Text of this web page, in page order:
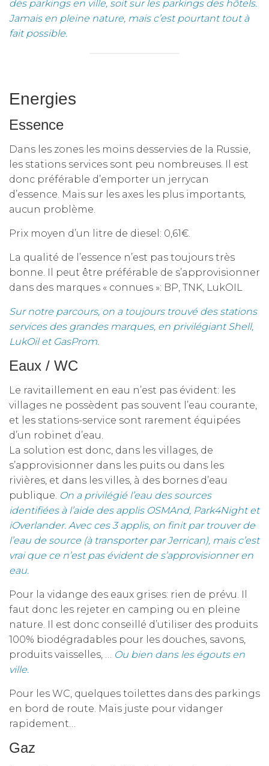
des parkings en ville, soit sur les parkings des hôtels.
Jamais en pleine nature, mais c’est pourtant tout à
fait possible.
Energies
Essence
Dans les zones les moins desservies de la Russie,
les stations services sont peu nombreuses. Il est
donc préférable d’emporter un jerrycan
d’essence. Mais sur les axes les plus importants,
aucun problème.
Prix moyen d’un litre de diesel: 0,61€.
La qualité de l’essence n’est pas toujours très
bonne. Il peut être préférable de s’approvisionner
dans des marques « connues »: BP, TNK, LukOIL
Sur notre parcours, on a toujours trouvé des stations
services des grandes marques, en privilégiant Shell,
LukOil et GasProm.
Eaux / WC
Le ravitaillement en eau n’est pas évident: les
villages ne possèdent pas souvent l’eau courante,
et les stations-service sont rarement équipées
d’un robinet d’eau.
La solution est donc, dans les villages, de
s’approvisionner dans les puits ou dans les
rivières, et dans les villes, à des bornes d’eau
publique. On a privilégié l’eau des sources
identifiées à l’aide des applis OSMAnd, Park4Night et
iOverlander. Avec ces 3 applis, on finit par trouver de
l’eau de source (à transporter par Jerrican), mais c’est
vrai que ce n’est pas évident de s’approvisionner en
eau.
Pour la vidange des eaux grises: rien de prévu. Il
faut donc les rejeter en camping ou en pleine
nature. Il est donc conseillé d’utiliser des produits
100% biodégradables pour les douches, savons,
produits vaisselles, … Ou bien dans les égouts en
ville.
Pour les WC, quelques toilettes dans des parkings
en bord de route. Mais juste pour vidanger
rapidement…
Gaz